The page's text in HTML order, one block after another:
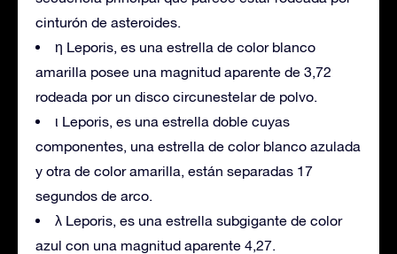
cinturón de asteroides.
η Leporis, es una estrella de color blanco
amarilla posee una magnitud aparente de 3,72
rodeada por un disco circunestelar de polvo.
ι Leporis, es una estrella doble cuyas
componentes, una estrella de color blanco azulada
y otra de color amarilla, están separadas 17
segundos de arco.
λ Leporis, es una estrella subgigante de color
azul con una magnitud aparente 4,27.